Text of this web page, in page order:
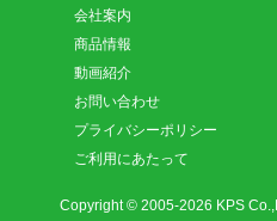
会社案内
商品情報
動画紹介
お問い合わせ
プライバシーポリシー
ご利用にあたって
Copyright © 2005-2026 KPS